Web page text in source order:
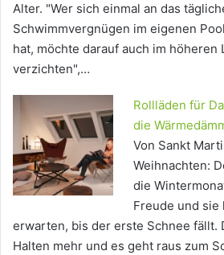
Alter. "Wer sich einmal an das
Schwimmvergnügen im eigenen
hat, möchte darauf auch im höheren
verzichten",…
Rollläden für
die
Von Sankt
Weihnachten:
die
Freude und sie
erwarten, bis der erste Schnee fällt.
Halten mehr und es geht raus zum